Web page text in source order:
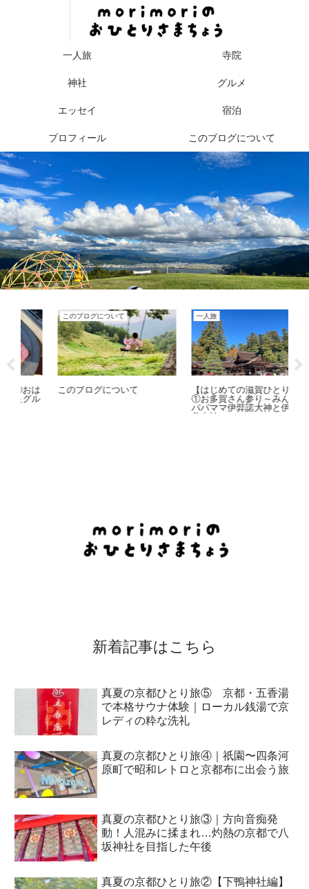
一人旅 寺院
神社 グルメ
エッセイ 宿泊
プロフィール このブログについて
このブログについて
このブログについて
一人旅
【はじめての滋賀ひとり旅】
①お多賀さん参り～みんなの
パパママ伊弉諾大神と伊邪那
新着記事はこちら
真夏の京都ひとり旅⑤ 京都・五香湯
で本格サウナ体験｜ローカル銭湯で京
レディの粋な洗礼
真夏の京都ひとり旅④｜祇園〜四条河
原町で昭和レトロと京都布に出会う旅
真夏の京都ひとり旅③｜方向音痴発
動！人混みに揉まれ…灼熱の京都で八
坂神社を目指した午後
真夏の京都ひとり旅②【下鴨神社編】